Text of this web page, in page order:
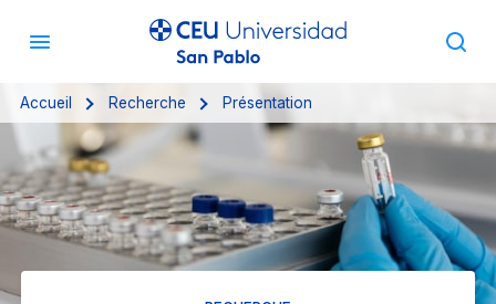
Accueil Recherche Présentation